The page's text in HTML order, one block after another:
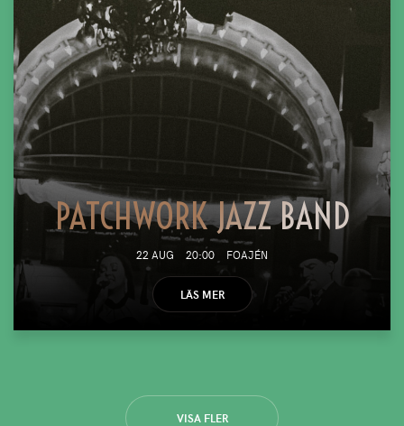
PATCHWORK JAZZ BAND
22 AUG 20:00 FOAJÉN
LÄS MER
VISA FLER